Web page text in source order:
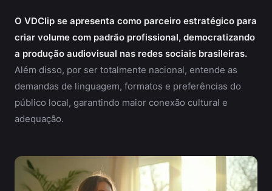
O VDClip se apresenta como parceiro estratégico para
criar volume com padrão profissional, democratizando
a produção audiovisual nas redes sociais brasileiras.
Além disso, por ser totalmente nacional, entende as
demandas de linguagem, formatos e preferências do
público local, garantindo maior conexão cultural e
adequação.